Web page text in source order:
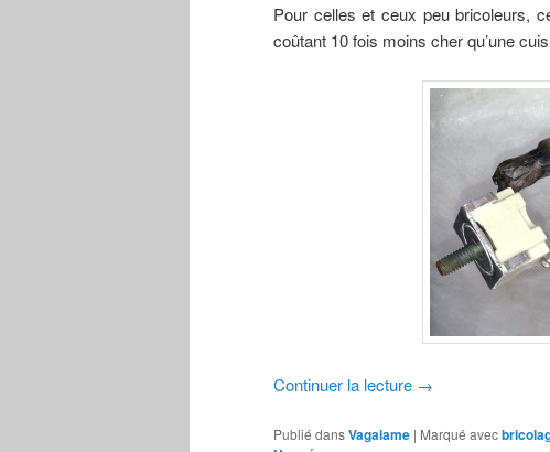
Pour celles et ceux peu bricoleurs,
coûtant 10 fois moins cher qu’une
Continuer la lecture →
Publié dansVagalame | Marqué avec